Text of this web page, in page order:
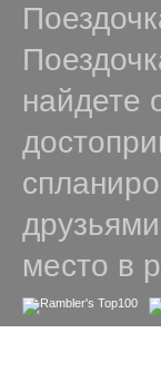
найдете
место в